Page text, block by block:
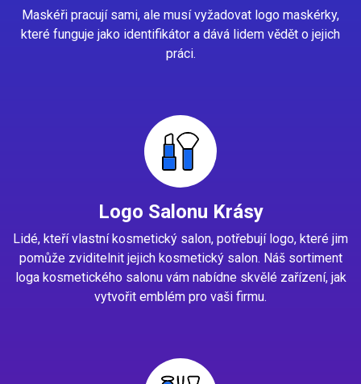
Maskéři pracují sami, ale musí vyžadovat logo maskérky,
které funguje jako identifikátor a dává lidem vědět o jejich
práci.
Logo Salonu Krásy
Lidé, kteří vlastní kosmetický salon, potřebují logo, které jim
pomůže zviditelnit jejich kosmetický salon. Náš sortiment
loga kosmetického salonu vám nabídne skvělé zařízení, jak
vytvořit emblém pro vaši firmu.